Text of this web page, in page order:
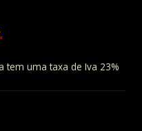
uma taxa de Iva 23%